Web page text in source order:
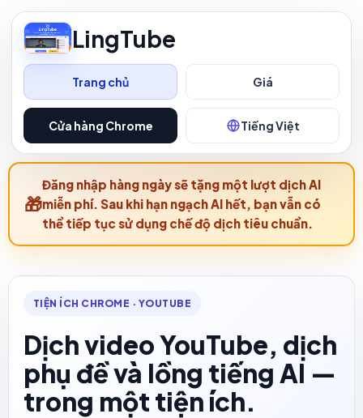
LingTube
Trang chủ Giá
Cửa hàng Chrome Tiếng Việt
Đăng nhập hàng ngày sẽ tặng một lượt dịch AI
miễn phí. Sau khi hạn ngạch AI hết, bạn vẫn có
thể tiếp tục sử dụng chế độ dịch tiêu chuẩn.
TIỆN ÍCH CHROME · YOUTUBE
Dịch video YouTube, dịch
phụ đề và lồng tiếng AI —
trong một tiện ích.